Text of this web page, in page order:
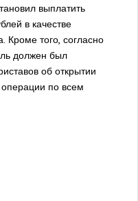
выплатить
в качестве
Кроме того, согласно
должен был
об открытии
операции по всем